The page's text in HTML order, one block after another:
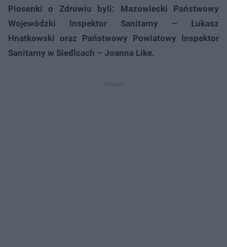
Piosenki o Zdrowiu byli: Mazowiecki Państwowy
Wojewódzki Inspektor Sanitarny – Łukasz
Hnatkowski oraz Państwowy Powiatowy Inspektor
Sanitarny w Siedlcach – Joanna Like.